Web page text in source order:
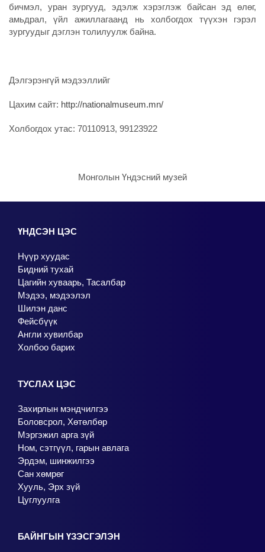
бичмэл, уран зургууд, эдэлж хэрэглэж байсан эд өлөг,
амьдрал, үйл ажиллагаанд нь холбогдох түүхэн гэрэл
зургуудыг дэглэн толилуулж байна.
Дэлгэрэнгүй мэдээллийг
Цахим сайт: http://nationalmuseum.mn/
Холбогдох утас: 70110913, 99123922
Монголын Үндэсний музей
ҮНДСЭН ЦЭС
Нүүр хуудас
Бидний тухай
Цагийн хуваарь, Тасалбар
Мэдээ, мэдээлэл
Шилэн данс
Фейсбүүк
Англи хувилбар
Холбоо барих
ТУСЛАХ ЦЭС
Захирлын мэндчилгээ
Боловсрол, Хөтөлбөр
Мэргэжил арга зүй
Ном, сэтгүүл, гарын авлага
Эрдэм, шинжилгээ
Сан хөмрөг
Хууль, Эрх зүй
Цуглуулга
БАЙНГЫН ҮЗЭСГЭЛЭН